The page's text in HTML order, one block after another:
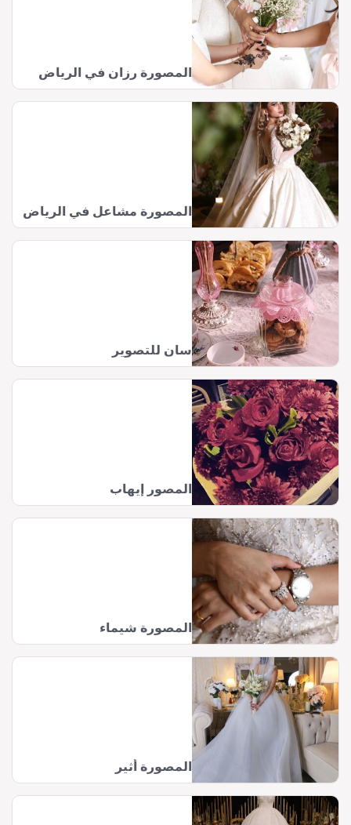
المصورة رزان في الرياض
المصورة مشاعل في الرياض
سان للتصوير
المصور إيهاب
المصورة شيماء
المصورة أثير